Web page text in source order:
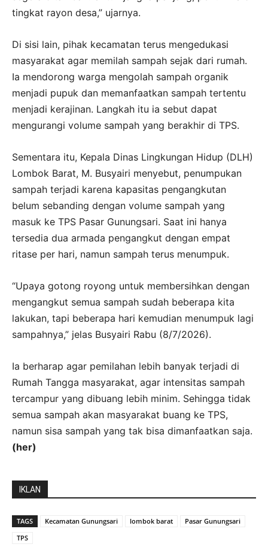
tingkat rayon desa,” ujarnya.
Di sisi lain, pihak kecamatan terus mengedukasi
masyarakat agar memilah sampah sejak dari rumah.
Ia mendorong warga mengolah sampah organik
menjadi pupuk dan memanfaatkan sampah tertentu
menjadi kerajinan. Langkah itu ia sebut dapat
mengurangi volume sampah yang berakhir di TPS.
Sementara itu, Kepala Dinas Lingkungan Hidup (DLH)
Lombok Barat, M. Busyairi menyebut, penumpukan
sampah terjadi karena kapasitas pengangkutan
belum sebanding dengan volume sampah yang
masuk ke TPS Pasar Gunungsari. Saat ini hanya
tersedia dua armada pengangkut dengan empat
ritase per hari, namun sampah terus menumpuk.
“Upaya gotong royong untuk membersihkan dengan
mengangkut semua sampah sudah beberapa kita
lakukan, tapi beberapa hari kemudian menumpuk lagi
sampahnya,” jelas Busyairi Rabu (8/7/2026).
Ia berharap agar pemilahan lebih banyak terjadi di
Rumah Tangga masyarakat, agar intensitas sampah
tercampur yang dibuang lebih minim. Sehingga tidak
semua sampah akan masyarakat buang ke TPS,
namun sisa sampah yang tak bisa dimanfaatkan saja.
(her)
IKLAN
TAGS Kecamatan Gunungsari lombok barat
Pasar Gunungsari
TPS